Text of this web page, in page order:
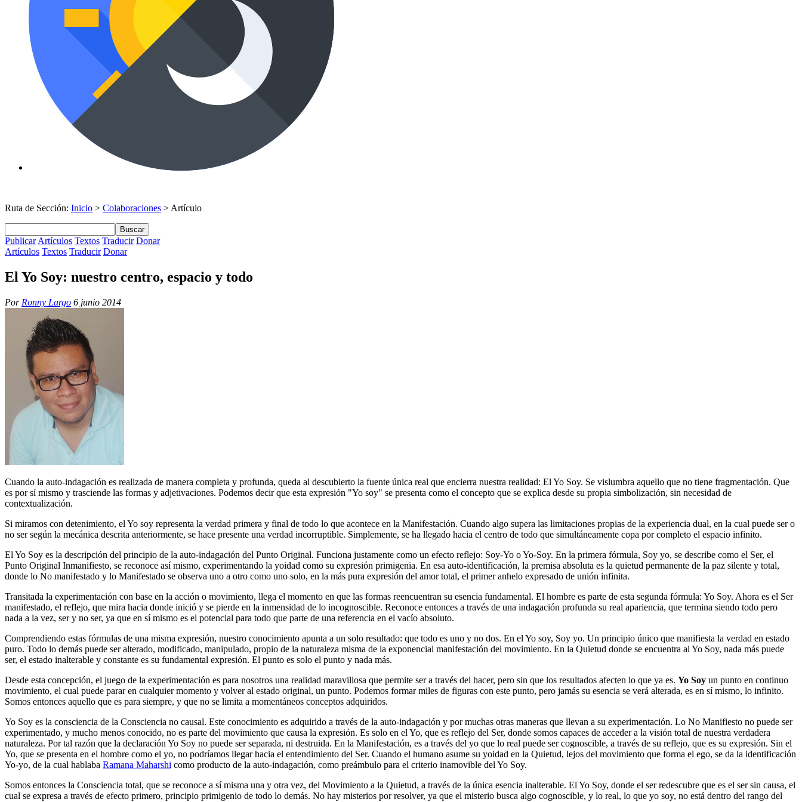
Ruta de Sección: Inicio > Colaboraciones > Artículo
Buscar
Publicar Artículos Textos Traducir Donar
Artículos Textos Traducir Donar
El Yo Soy: nuestro centro, espacio y todo
Por Ronny Largo 6 junio 2014
Cuando la auto-indagación es realizada de manera completa y profunda, queda al descubierto la fuente única real que encierra nuestra realidad: El Yo Soy. Se vislumbra aquello que no tiene fragmentación. Que
es por sí mismo y trasciende las formas y adjetivaciones. Podemos decir que esta expresión "Yo soy" se presenta como el concepto que se explica desde su propia simbolización, sin necesidad de
contextualización.
Si miramos con detenimiento, el Yo soy representa la verdad primera y final de todo lo que acontece en la Manifestación. Cuando algo supera las limitaciones propias de la experiencia dual, en la cual puede ser o
no ser según la mecánica descrita anteriormente, se hace presente una verdad incorruptible. Simplemente, se ha llegado hacia el centro de todo que simultáneamente copa por completo el espacio infinito.
El Yo Soy es la descripción del principio de la auto-indagación del Punto Original. Funciona justamente como un efecto reflejo: Soy-Yo o Yo-Soy. En la primera fórmula, Soy yo, se describe como el Ser, el
Punto Original Inmanifiesto, se reconoce así mismo, experimentando la yoidad como su expresión primigenia. En esa auto-identificación, la premisa absoluta es la quietud permanente de la paz silente y total,
donde lo No manifestado y lo Manifestado se observa uno a otro como uno solo, en la más pura expresión del amor total, el primer anhelo expresado de unión infinita.
Transitada la experimentación con base en la acción o movimiento, llega el momento en que las formas reencuentran su esencia fundamental. El hombre es parte de esta segunda fórmula: Yo Soy. Ahora es el Ser
manifestado, el reflejo, que mira hacia donde inició y se pierde en la inmensidad de lo incognoscible. Reconoce entonces a través de una indagación profunda su real apariencia, que termina siendo todo pero
nada a la vez, ser y no ser, ya que en sí mismo es el potencial para todo que parte de una referencia en el vacío absoluto.
Comprendiendo estas fórmulas de una misma expresión, nuestro conocimiento apunta a un solo resultado: que todo es uno y no dos. En el Yo soy, Soy yo. Un principio único que manifiesta la verdad en estado
puro. Todo lo demás puede ser alterado, modificado, manipulado, propio de la naturaleza misma de la exponencial manifestación del movimiento. En la Quietud donde se encuentra al Yo Soy, nada más puede
ser, el estado inalterable y constante es su fundamental expresión. El punto es solo el punto y nada más.
Desde esta concepción, el juego de la experimentación es para nosotros una realidad maravillosa que permite ser a través del hacer, pero sin que los resultados afecten lo que ya es. Yo Soy un punto en continuo
movimiento, el cual puede parar en cualquier momento y volver al estado original, un punto. Podemos formar miles de figuras con este punto, pero jamás su esencia se verá alterada, es en sí mismo, lo infinito.
Somos entonces aquello que es para siempre, y que no se limita a momentáneos conceptos adquiridos.
Yo Soy es la consciencia de la Consciencia no causal. Este conocimiento es adquirido a través de la auto-indagación y por muchas otras maneras que llevan a su experimentación. Lo No Manifiesto no puede ser
experimentado, y mucho menos conocido, no es parte del movimiento que causa la expresión. Es solo en el Yo, que es reflejo del Ser, donde somos capaces de acceder a la visión total de nuestra verdadera
naturaleza. Por tal razón que la declaración Yo Soy no puede ser separada, ni destruida. En la Manifestación, es a través del yo que lo real puede ser cognoscible, a través de su reflejo, que es su expresión. Sin el
Yo, que se presenta en el hombre como el yo, no podríamos llegar hacia el entendimiento del Ser. Cuando el humano asume su yoidad en la Quietud, lejos del movimiento que forma el ego, se da la identificación
Yo-yo, de la cual hablaba Ramana Maharshi como producto de la auto-indagación, como preámbulo para el criterio inamovible del Yo Soy.
Somos entonces la Consciencia total, que se reconoce a sí misma una y otra vez, del Movimiento a la Quietud, a través de la única esencia inalterable. El Yo Soy, donde el ser redescubre que es el ser sin causa, el
cual se expresa a través de efecto primero, principio primigenio de todo lo demás. No hay misterios por resolver, ya que el misterio busca algo cognoscible, y lo real, lo que yo soy, no está dentro del rango del